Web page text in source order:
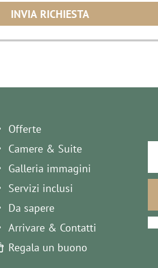
Offerte
Camere & Suite
Galleria immagini
Servizi inclusi
Da sapere
Arrivare & Contatti
Regala un buono